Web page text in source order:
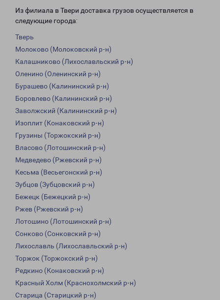
Из филиала в Твери доставка грузов осуществляется в
следующие города:
Тверь
Молоково (Молоковский р-н)
Калашниково (Лихославльский р-н)
Оленино (Оленинский р-н)
Бурашево (Калининский р-н)
Боровлево (Калининский р-н)
Заволжский (Калининский р-н)
Изоплит (Конаковский р-н)
Грузины (Торжокский р-н)
Власово (Лотошинский р-н)
Медведево (Ржевский р-н)
Кесьма (Весьегонский р-н)
Зубцов (Зубцовский р-н)
Бежецк (Бежецкий р-н)
Ржев (Ржевский р-н)
Лотошино (Лотошинский р-н)
Сонково (Сонковский р-н)
Лихославль (Лихославльский р-н)
Торжок (Торжокский р-н)
Редкино (Конаковский р-н)
Красный Холм (Краснохолмский р-н)
Старица (Старицкий р-н)